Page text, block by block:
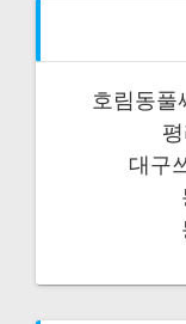
호림동풀
대구